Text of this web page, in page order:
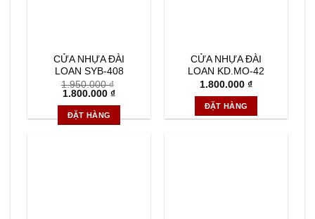
CỬA NHỰA ĐÀI
LOAN SYB-408
1.950.000₫
Giá
là:
1.950.000 ₫.
1.800.000 ₫Giá
là:
ĐẶT HÀNG
CỬA NHỰA ĐÀI
LOAN KD.MO-42
1.800.000 ₫
ĐẶT HÀNG